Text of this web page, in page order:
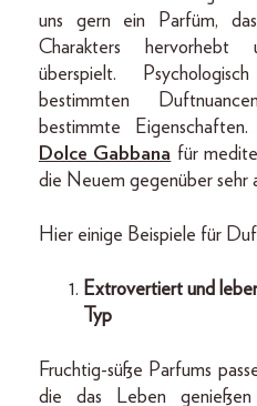
uns gern ein Parfüm,
Charakters hervorhebt
überspielt.
bestimmten
bestimmte
Dolce Gabbana für
die Neuem gegenüber sehr
Hier einige Beispiele für
Extrovertiert und
Typ
Fruchtig-süße Parfums
die das Leben